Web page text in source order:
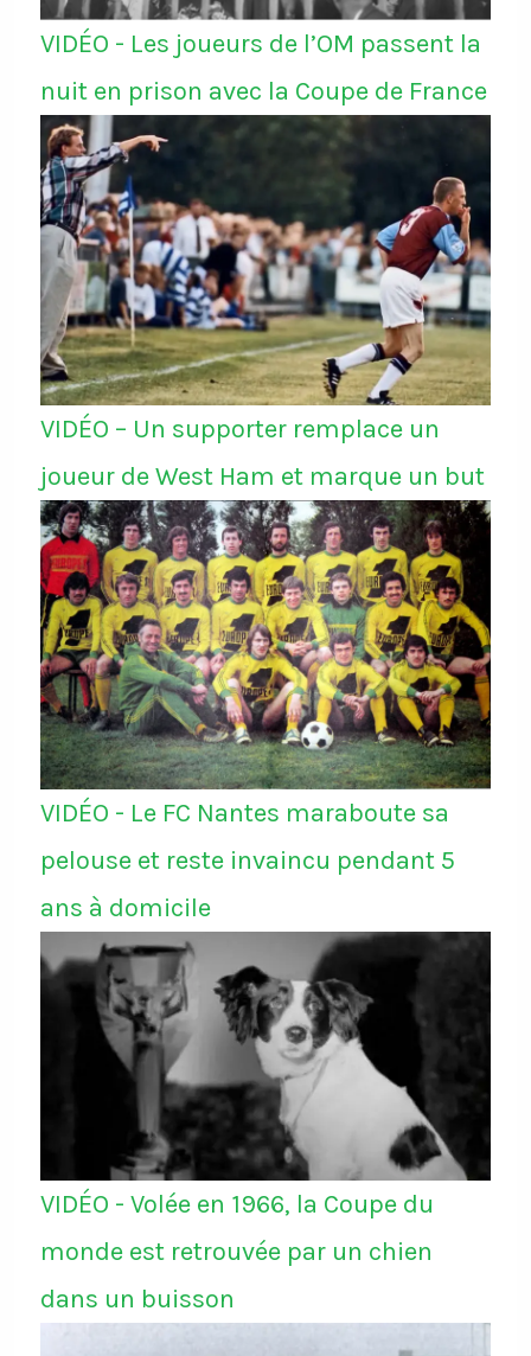
VIDÉO - Les joueurs de l’OM passent la
nuit en prison avec la Coupe de France
VIDÉO – Un supporter remplace un
joueur de West Ham et marque un but
VIDÉO - Le FC Nantes maraboute sa
pelouse et reste invaincu pendant 5
ans à domicile
VIDÉO - Volée en 1966, la Coupe du
monde est retrouvée par un chien
dans un buisson